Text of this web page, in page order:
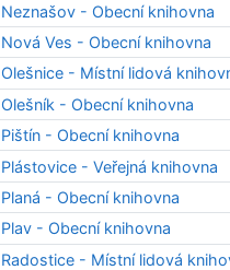
Neznašov - Obecní knihovna
Nová Ves - Obecní knihovna
Olešnice - Místní lidová
Olešník - Obecní knihovna
Pištín - Obecní knihovna
Plástovice - Veřejná knihovna
Planá - Obecní knihovna
Plav - Obecní knihovna
Radostice - Místní lidová